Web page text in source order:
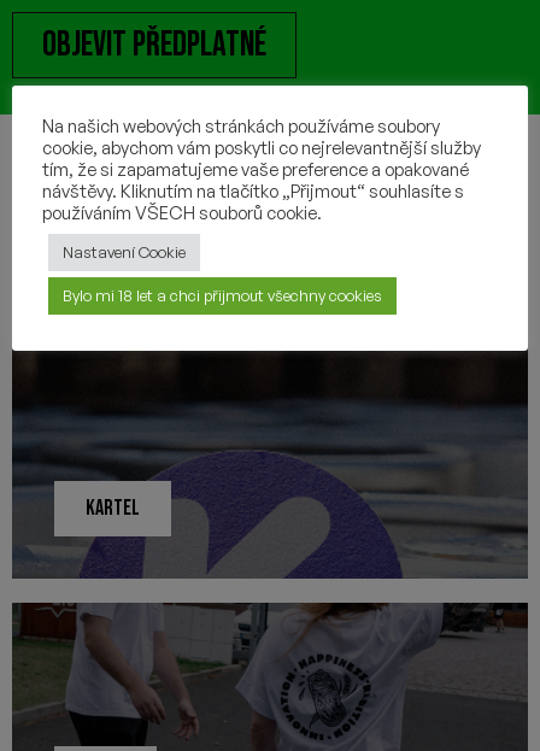
objevit předplatné
KARTEL
Na našich webových stránkách používáme soubory
cookie, abychom vám poskytli co nejrelevantnější služby
tím, že si zapamatujeme vaše preference a opakované
návštěvy. Kliknutím na tlačítko „Přijmout“ souhlasíte s
používáním VŠECH souborů cookie.
Nastavení Cookie
Bylo mi 18 let a chci přijmout všechny cookies